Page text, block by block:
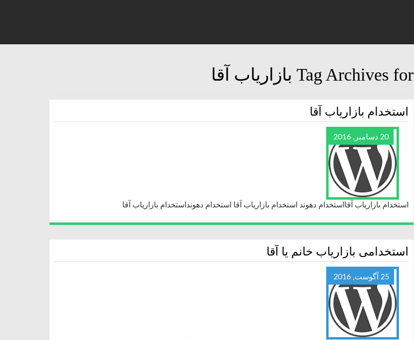
Tag Archives for بازاریاب آقا
استخدام بازاریاب آقا
20 دسامبر, 2016
استخدام بازاریاب آقااستخدام دهوند استخدام بازاریاب آقا استخدام دهونداستخدام بازاریاب آقا
استخدامی بازاریاب خانم یا آقا
25 آگوست, 2016